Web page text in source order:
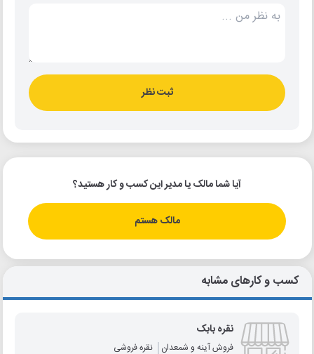
ثبت نظر
آیا شما مالک یا مدیر این کسب و کار هستید؟
مالک هستم
کسب و کارهای مشابه
نقره بابک
فروش آینه و شمعدان نقره فروشی